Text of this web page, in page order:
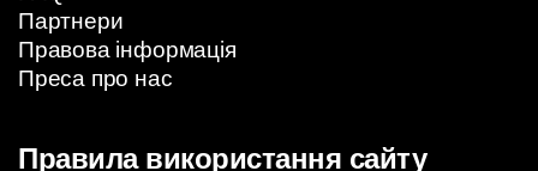
Партнери
Правова інформація
Преса про нас
Правила використання сайту